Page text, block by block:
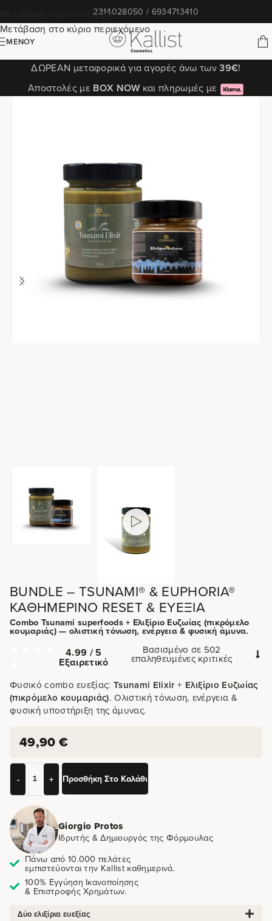
Μετάβαση στην πλοήγηση
Μετάβαση στο κύριο περιεχόμενο
✆2314028050 / 6934713410
ΜΕΝΟΎ
ΔΩΡΕΑΝ μεταφορικά για αγορές άνω των39€!
Αποστολές με ΒΟΧ ΝΟWκαι πληρωμές με
BUNDLE – TSUNAMI® & EUPHORIA®
ΚΑΘΗΜΕΡΙΝΌ RESET & ΕΥΕΞΊΑ
Combo Tsunami superfoods + Ελιξίριο Ευζωίας (πικρόμελο
κουμαριάς) — ολιστική τόνωση, ενέργεια & φυσική άμυνα.
4.99 / 5
Εξαιρετικό
Βασισμένο σε 502
επαληθευμένες κριτικές
Φυσικό combo ευεξίας:Tsunami Elixir + Ελιξίριο Ευζωίας
(πικρόμελο κουμαριάς). Ολιστική τόνωση, ενέργεια &
φυσική υποστήριξη της άμυνας.
49,90 €
- + Προσθήκη Στο Καλάθι
Giorgio Protos
Ιδρυτής & Δημιουργός της Φόρμουλας
Πάνω από 10.000 πελάτες
εμπιστεύονται την Kallist καθημερινά.
100% Εγγύηση Ικανοποίησης
& Επιστροφής Χρημάτων.
Δύο ελιξίρια ευεξίας